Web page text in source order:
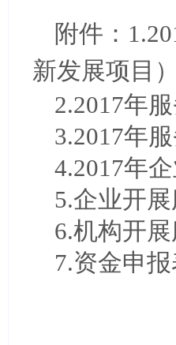
附件：
新发展项目
2.2017年
3.2017年
4.2017年
5.企业开
6.机构开
7.资金申